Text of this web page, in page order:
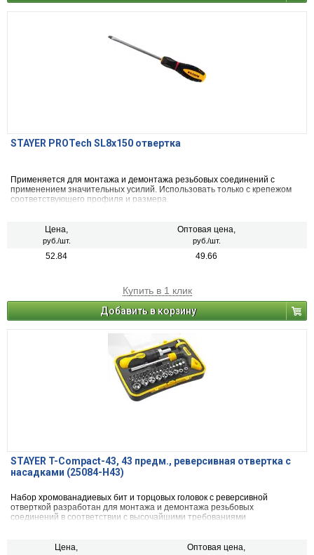
STAYER PROTech SL8x150 отвертка
Применяется для монтажа и демонтажа резьбовых соединений с
применением значительных усилий. Использовать только с крепежом
соответствующего профиля и размера.
Цена,
руб./шт.
Оптовая цена,
руб./шт.
52.84 49.66
Купить в 1 клик
Добавить в корзину
STAYER T-Compact-43, 43 предм., реверсивная отвертка с
насадками (25084-H43)
Набор хромованадиевых бит и торцовых головок с реверсивной
отверткой разработан для монтажа и демонтажа резьбовых
соединений в соответствии с высочайшими требованиями
Цена, Оптовая цена,